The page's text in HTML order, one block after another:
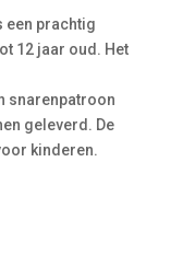
een prachtig
12 jaar oud. Het
snarenpatroon
geleverd. De
kinderen.